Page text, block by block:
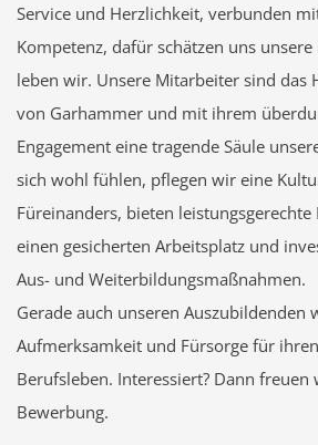
Service und Herzlichkeit, verbunden
Kompetenz, dafür schätzen uns
leben wir. Unsere Mitarbeiter sind das
von Garhammer und mit ihrem
Engagement eine tragende Säule
sich wohl fühlen, pflegen wir eine
Füreinanders, bieten leistungsgerechte
einen gesicherten Arbeitsplatz und
Aus- und Weiterbildungsmaßnahmen.
Gerade auch unseren Auszubildenden
Aufmerksamkeit und Fürsorge für
Berufsleben. Interessiert? Dann freuen
Bewerbung.